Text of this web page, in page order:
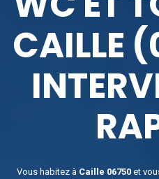
CAILLE
Vous habitez à Caille 06750et